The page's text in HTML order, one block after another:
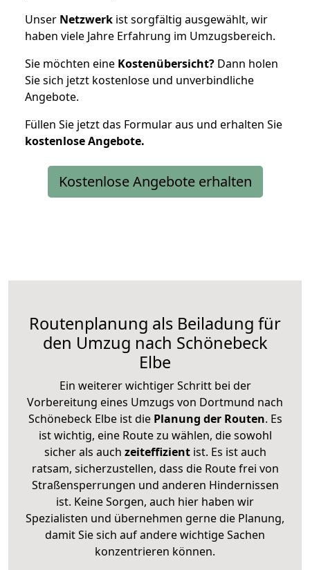
Unser Netzwerk ist sorgfältig ausgewählt, wir
haben viele Jahre Erfahrung im Umzugsbereich.
Sie möchten eine Kostenübersicht? Dann holen
Sie sich jetzt kostenlose und unverbindliche
Angebote.
Füllen Sie jetzt das Formular aus und erhalten Sie
kostenloseAngebote.
Kostenlose Angebote erhalten
Routenplanung als Beiladung für
den Umzug nach Schönebeck
Elbe
Ein weiterer wichtiger Schritt bei der
Vorbereitung eines Umzugs von Dortmund nach
Schönebeck Elbe ist diePlanung der Routen. Es
ist wichtig, eine Route zu wählen, die sowohl
sicher als auch zeiteffizientist. Es ist auch
ratsam, sicherzustellen, dass die Route frei von
Straßensperrungen und anderen Hindernissen
ist. Keine Sorgen, auch hier haben wir
Spezialisten und übernehmen gerne die Planung,
damit Sie sich auf andere wichtige Sachen
konzentrieren können.